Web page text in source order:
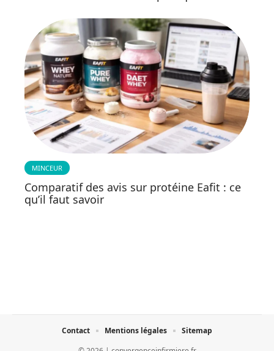
MINCEUR
Comparatif des avis sur protéine Eafit : ce
qu’il faut savoir
Contact Mentions légales Sitemap